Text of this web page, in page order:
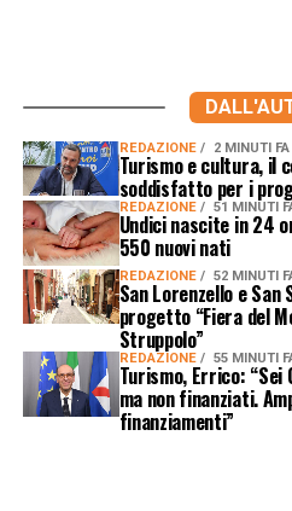
REDAZIONE 2 MINUTI FA
Turismo e cultura, il
soddisfatto per i
REDAZIONE 51 MINUTI
Undici nascite in 24
550 nuovi nati
REDAZIONE 52 MINUTI
San Lorenzello e San
progetto “Fiera del
Struppolo”
REDAZIONE 55 MINUTI
Turismo, Errico: “Sei
ma non finanziati.
finanziamenti”